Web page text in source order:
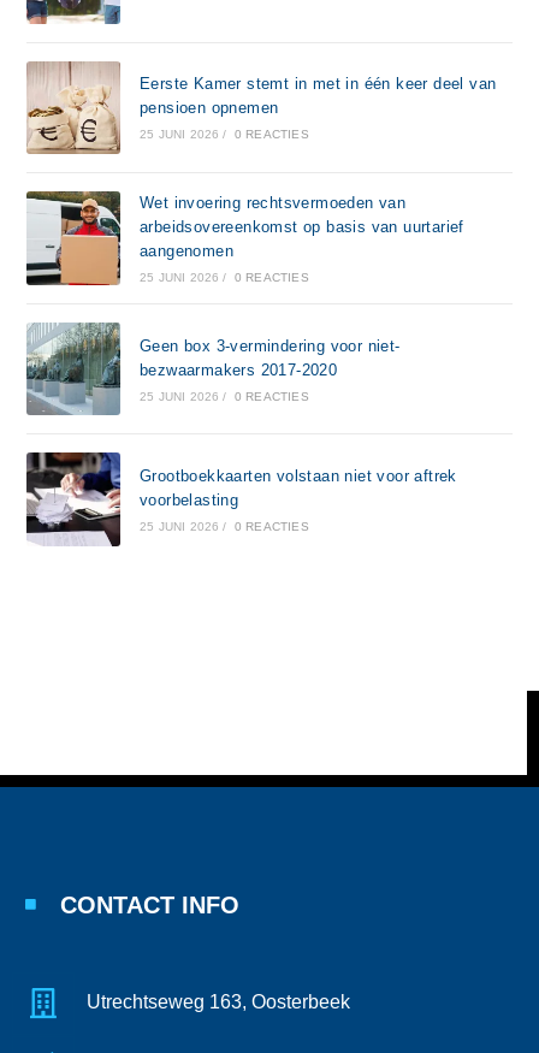
Eerste Kamer stemt in met in één keer deel van
pensioen opnemen
25 JUNI 2026 / 0 REACTIES
Wet invoering rechtsvermoeden van
arbeidsovereenkomst op basis van uurtarief
aangenomen
25 JUNI 2026 / 0 REACTIES
Geen box 3-vermindering voor niet-
bezwaarmakers 2017-2020
25 JUNI 2026 / 0 REACTIES
Grootboekkaarten volstaan niet voor aftrek
voorbelasting
25 JUNI 2026 / 0 REACTIES
CONTACT INFO
Utrechtseweg 163, Oosterbeek